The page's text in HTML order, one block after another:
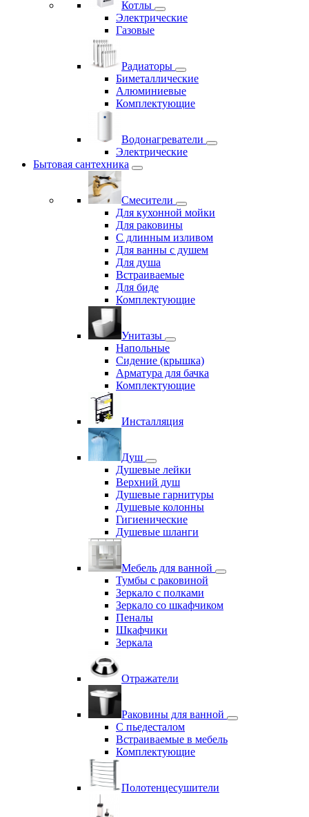
Котлы
Электрические
Газовые
Радиаторы
Биметаллические
Алюминиевые
Комплектующие
Водонагреватели
Электрические
Бытовая сантехника
Смесители
Для кухонной мойки
Для раковины
С длинным изливом
Для ванны с душем
Для душа
Встраиваемые
Для биде
Комплектующие
Унитазы
Напольные
Сидение (крышка)
Арматура для бачка
Комплектующие
Инсталляция
Душ
Душевые лейки
Верхний душ
Душевые гарнитуры
Душевые колонны
Гигиенические
Душевые шланги
Мебель для ванной
Тумбы с раковиной
Зеркало с полками
Зеркало со шкафчиком
Пеналы
Шкафчики
Зеркала
Отражатели
Раковины для ванной
С пьедесталом
Встраиваемые в мебель
Комплектующие
Полотенцесушители